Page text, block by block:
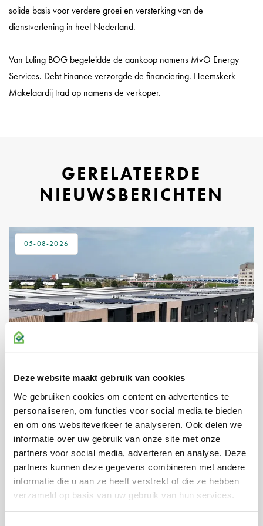
Deze website maakt gebruik van cookies
We gebruiken cookies om content en advertenties te
personaliseren, om functies voor social media te bieden
en om ons websiteverkeer te analyseren. Ook delen we
informatie over uw gebruik van onze site met onze
partners voor social media, adverteren en analyse. Deze
partners kunnen deze gegevens combineren met andere
informatie die u aan ze heeft verstrekt of die ze hebben
verzameld op basis van uw gebruik van hun services.
solide basis voor verdere groei en versterking van de
dienstverlening in heel Nederland.
Van Luling BOG begeleidde de aankoop namens MvO Energy
Services. Debt Finance verzorgde de financiering. Heemskerk
Makelaardij trad op namens de verkoper.
GERELATEERDE
NIEUWSBERICHTEN
05-08-2026
LAYERS XL AMSTELVEEN I VOLLEDIG
aan de Afmijnstraat 81-99 in Amstelveen succesvol
04-05-2026